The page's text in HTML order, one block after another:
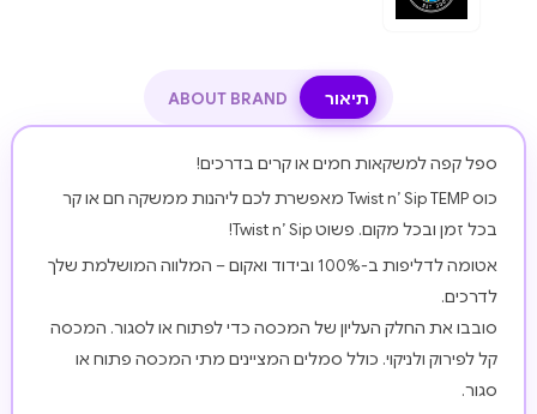
תיאור ABOUT BRAND
ספל קפה למשקאות חמים או קרים בדרכים!
כוס Twist n’ Sip TEMP מאפשרת לכם ליהנות ממשקה חם או קר
בכל זמן ובכל מקום. פשוט Twist n’ Sip!
אטומה לדליפות ב-100% ובידוד ואקום – המלווה המושלמת שלך
לדרכים.
סובבו את החלק העליון של המכסה כדי לפתוח או לסגור. המכסה
קל לפירוק ולניקוי. כולל סמלים המציינים מתי המכסה פתוח או
סגור.